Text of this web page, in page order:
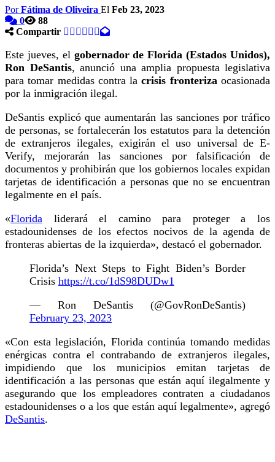
PorFátima de Oliveira El Feb 23, 2023
0
88
Compartir
Este jueves, el gobernador de Florida (Estados Unidos),
Ron DeSantis, anunció una amplia propuesta legislativa
para tomar medidas contra lacrisis fronteriza ocasionada
por la inmigración ilegal.
DeSantis explicó que aumentarán las sanciones por tráfico
de personas, se fortalecerán los estatutos para la detención
de extranjeros ilegales, exigirán el uso universal de E-
Verify, mejorarán las sanciones por falsificación de
documentos y prohibirán que los gobiernos locales expidan
tarjetas de identificación a personas que no se encuentran
legalmente en el país.
«Florida liderará el camino para proteger a los
estadounidenses de los efectos nocivos de la agenda de
fronteras abiertas de la izquierda», destacó el gobernador.
Florida’s Next Steps to Fight Biden’s Border
Crisis https://t.co/1dS98DUDw1
— Ron DeSantis (@GovRonDeSantis)
February 23, 2023
«Con esta legislación, Florida continúa tomando medidas
enérgicas contra el contrabando de extranjeros ilegales,
impidiendo que los municipios emitan tarjetas de
identificación a las personas que están aquí ilegalmente y
asegurando que los empleadores contraten a ciudadanos
estadounidenses o a los que están aquí legalmente», agregó
DeSantis.